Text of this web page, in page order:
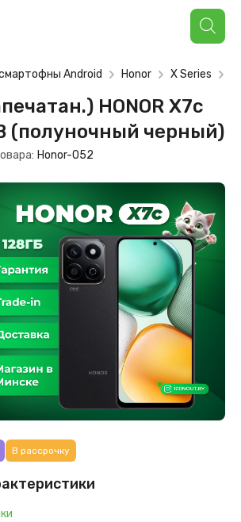
Поиск
товаров
Android Honor X Series
HONOR X7c
(полуночный черный)
Honor-052
В рассрочку